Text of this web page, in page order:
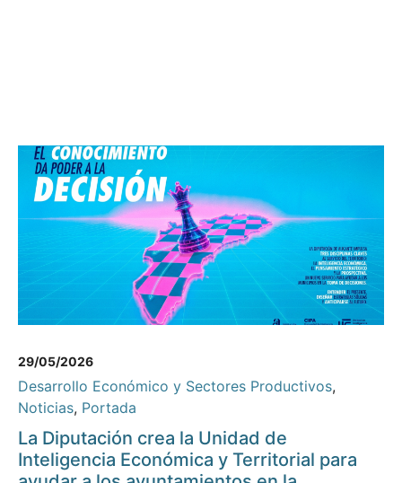
29/05/2026
Desarrollo Económico y Sectores Productivos,
Noticias, Portada
La Diputación crea la Unidad de
Inteligencia Económica y Territorial para